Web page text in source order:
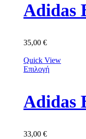
Adidas
35,00 €
Quick View
Επιλογή
Adidas
33,00 €